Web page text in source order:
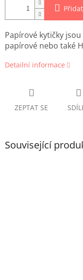
Papírové kytičky
papírové nebo také
Detailní informace
ZEPTAT SE
Související